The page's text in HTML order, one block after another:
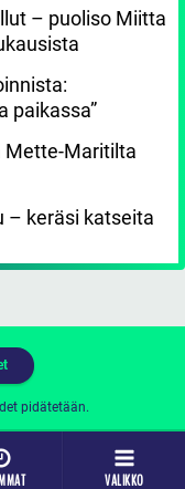
VALIKKO
– puoliso Miitta
paikassa”
Mette-Maritilta
– keräsi katseita
pidätetään.